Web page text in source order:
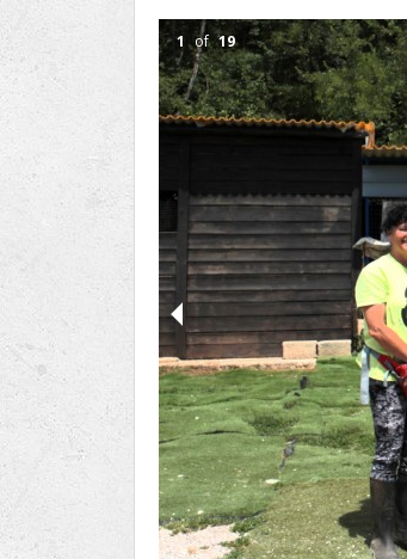
Club finder
1 of 19